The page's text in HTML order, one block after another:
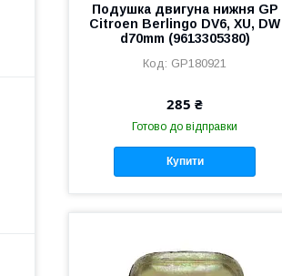
Подушка двигуна нижня GP
Citroen Berlingo DV6, XU, DW
d70mm (9613305380)
GP180921
285 ₴
Готово до відправки
Купити